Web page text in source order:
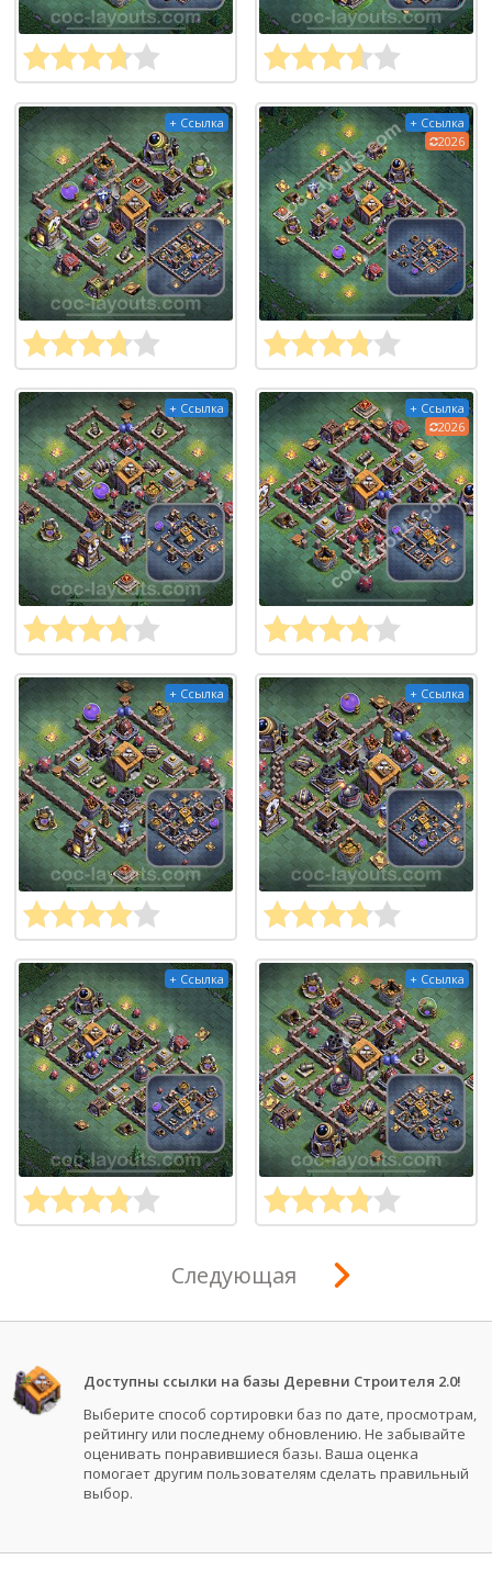
+ Ссылка
+ Ссылка
2026
+ Ссылка
+ Ссылка
2026
+ Ссылка + Ссылка
+ Ссылка + Ссылка
Следующая
Доступны ссылки на базы Деревни Строителя 2.0!
Выберите способ сортировки баз по дате, просмотрам,
рейтингу или последнему обновлению. Не забывайте
оценивать понравившиеся базы. Ваша оценка
помогает другим пользователям сделать правильный
выбор.